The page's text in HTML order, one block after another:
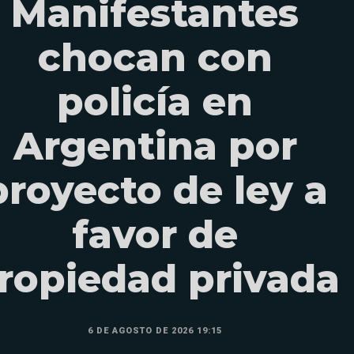
Manifestantes
chocan con
policía en
Argentina por
de ley a
favor de
privada
6 DE AGOSTO DE 2026 19:15